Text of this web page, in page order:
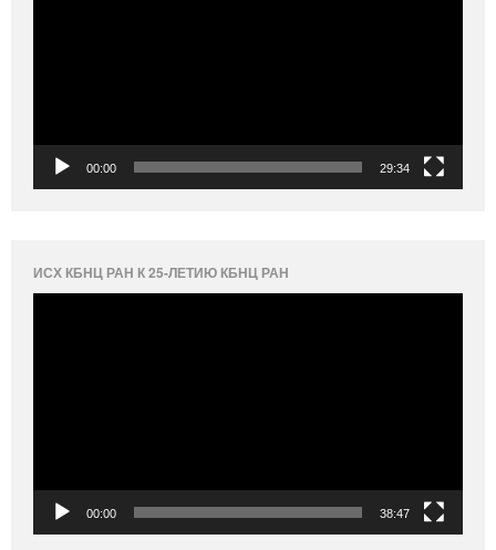
00:00 29:34
ИСХ КБНЦ РАН К 25-ЛЕТИЮ КБНЦ РАН
00:00 38:47